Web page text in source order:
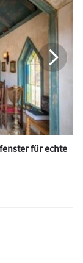
für echte